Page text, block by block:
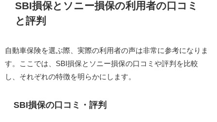
SBI損保とソニー損保の利用者の口コミ
と評判
自動車保険を選ぶ際、実際の利用者の声は非常に参考になりま
す。​ここでは、SBI損保とソニー損保の口コミや評判を比較
し、それぞれの特徴を明らかにします。​
SBI損保の口コミ・評判